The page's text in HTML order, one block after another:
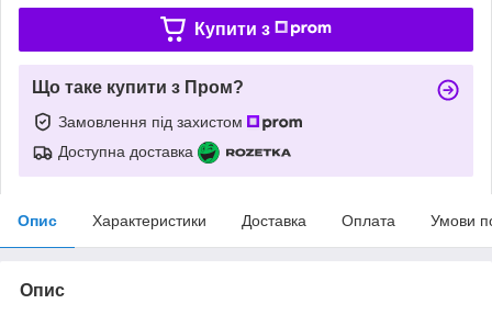
Купити з
Що таке купити з Пром?
Замовлення під захистом
Доступна доставка
Опис Характеристики Доставка Оплата Умови
Опис